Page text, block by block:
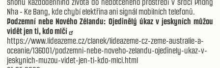
shonu každodenního života do nedotčeného prostředí v srdci Phong
Nha - Ke Bang, kde chybí elektřina ani signál mobilních telefonů.
Podzemní nebe Nového Zélandu: Ojedinělý úkaz v jeskyních můžou
vidět jen ti, kdo mlčí
https://www.lideazeme.cz/clanek/lideazeme-cz-zeme-australie-a-
oceanie/136001/podzemni-nebe-noveho-zelandu-ojedinely-ukaz-v-
jeskynich-muzou-videt-jen-ti-kdo-mlci.html